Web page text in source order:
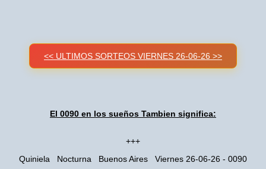
<< ULTIMOS SORTEOS VIERNES 26-06-26 >>
El 0090 en los sueños Tambien significa:
+++
Quiniela Nocturna Buenos Aires Viernes 26-06-26 - 0090